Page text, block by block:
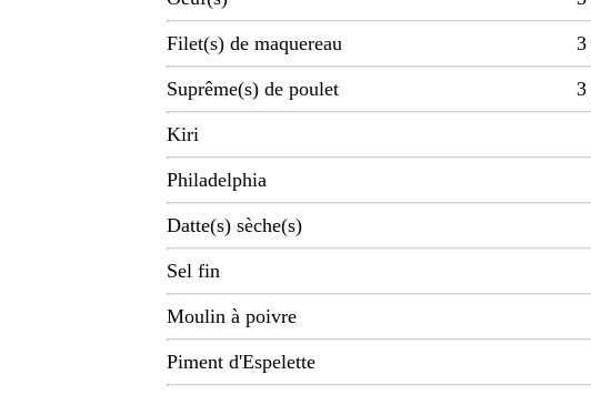
Filet(s) de maquereau 3
Suprême(s) de poulet 3
Kiri
Philadelphia
Datte(s) sèche(s)
Sel fin
Moulin à poivre
Piment d'Espelette